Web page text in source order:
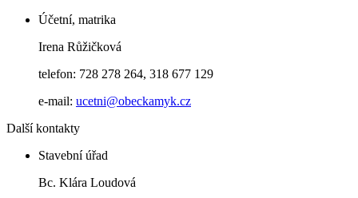
Účetní, matrika
Irena Růžičková
telefon: 728 278 264, 318 677 129
e-mail: ucetni@obeckamyk.cz
Další kontakty
Stavební úřad
Bc. Klára Loudová